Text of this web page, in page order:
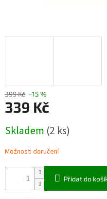
399 Kč –15 %
339 Kč
cena:
Skladem (2 ks)
Možnosti doručení
Přidat do